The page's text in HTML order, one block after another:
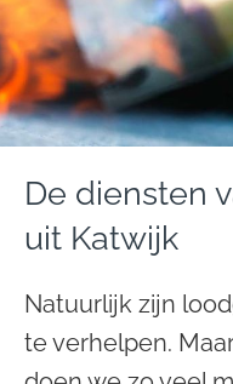
De diensten
uit Katwijk
Natuurlijk zijn
te verhelpen.